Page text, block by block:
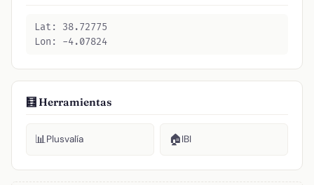
Lat: 38.72775
Lon: -4.07824
🧮 Herramientas
📊Plusvalía 🏠IBI